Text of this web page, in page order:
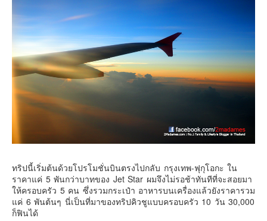
โครเอเชีย
สโลเวเนีย
มอนเตรเนโกร
บอสเนียและเฮอร์เซโกวีน่า
ญี่ปุ่น
คันโต-โตเกียวและรอบๆ
คันไซ-โอซาก้า เกียวโต
คิวชู – ฟุกุโอกะ ซางะ เปปปุ ยุฟุอิน นางาซากิ
ฟูจิ
ฮอกไกโด
ทริปนี้เริ่มต้นด้วยโปรโมชั่นบินตรงไปกลับ กรุงเทพ-ฟุกุโอกะ ใน
ราคาแค่ 5 พันกว่าบาทของ Jet Star ผมจึงไม่รอช้าทันทีที่จะสอยมา
ให้ครอบครัว 5 คน ซึ่งรวมกระเป๋า อาหารบนเครื่องแล้วยังราคารวม
แค่ 6 พันต้นๆ นี่เป็นที่มาของทริปคิวชูแบบครอบครัว 10 วัน 30,000
ก็ฟินได้